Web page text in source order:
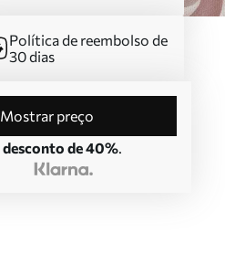
Política de reembolso de
30 dias
Mostrar preço
desconto de 40%.